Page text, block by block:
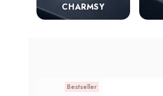
CHARMSY
Bestseller